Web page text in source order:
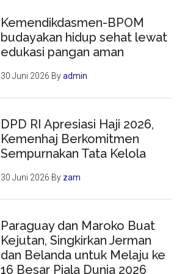
Kemendikdasmen-BPOM
budayakan hidup sehat lewat
edukasi pangan aman
30 Juni 2026 Byadmin
DPD RI Apresiasi Haji 2026,
Kemenhaj Berkomitmen
Sempurnakan Tata Kelola
30 Juni 2026 By zam
Paraguay dan Maroko Buat
Kejutan, Singkirkan Jerman
dan Belanda untuk Melaju ke
16 Besar Piala Dunia 2026